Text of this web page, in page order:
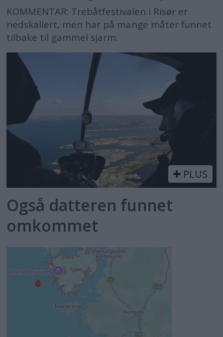
KOMMENTAR: Trebåtfestivalen i Risør er
nedskallert, men har på mange måter funnet
tilbake til gammel sjarm.
PLUS
Også datteren funnet
omkommet